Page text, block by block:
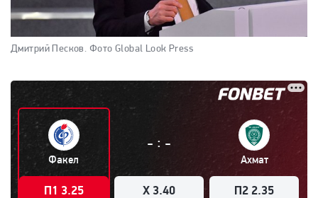
Дмитрий Песков. Фото Global Look Press
Факел
П1 3.25
- : -
X 3.40
Ахмат
П2 2.35